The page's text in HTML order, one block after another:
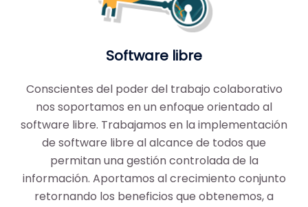
Software libre
Conscientes del poder del trabajo colaborativo
nos soportamos en un enfoque orientado al
software libre. Trabajamos en la implementación
de software libre al alcance de todos que
permitan una gestión controlada de la
información. Aportamos al crecimiento conjunto
retornando los beneficios que obtenemos, a